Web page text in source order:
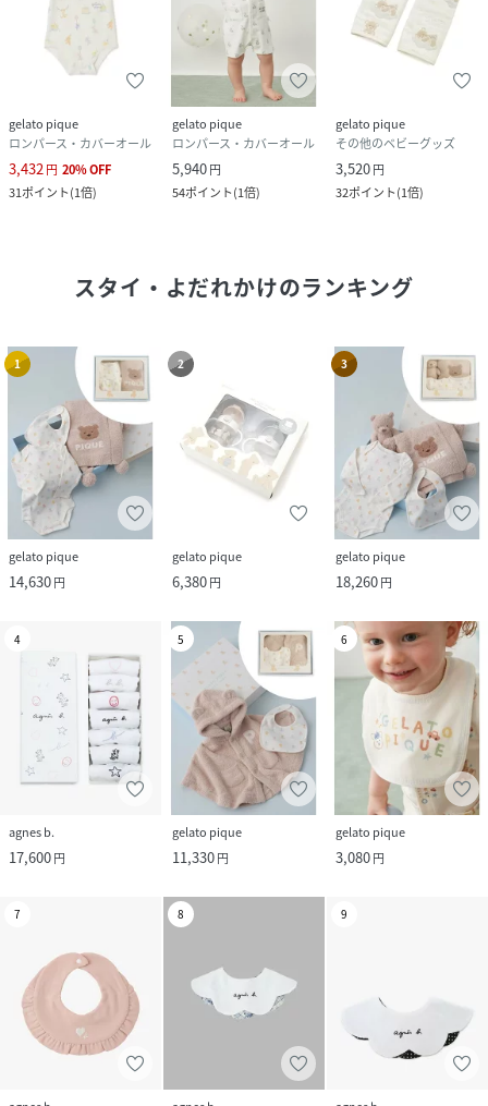
gelato pique
ロンパース・カバーオール
3,432 円 20%OFF
31ポイント(1倍)
gelato pique
ロンパース・カバーオール
5,940円
54ポイント(1倍)
gelato pique
その他のベビーグッズ
3,520円
32ポイント(1倍)
スタイ・よだれかけのランキング
1
gelato pique
14,630円
2
gelato pique
6,380円
3
gelato pique
18,260円
4
agnes b.
17,600円
5
gelato pique
11,330円
6
gelato pique
3,080円
7 8 9